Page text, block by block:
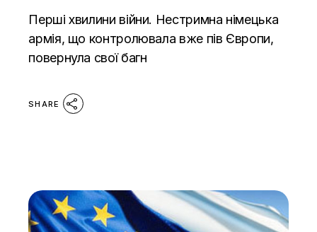
Перші хвилини війни. Нестримна німецька
армія, що контролювала вже пів Європи,
повернула свої багн
SHARE